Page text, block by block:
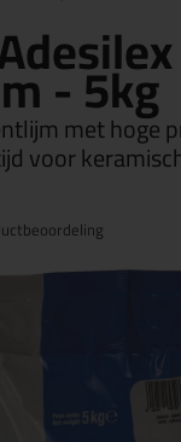
- 5kg
met hoge
voor